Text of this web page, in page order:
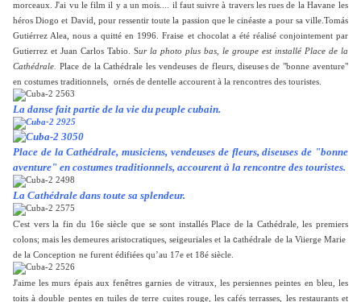
morceaux. J'ai vu le film il y a un mois.... il faut suivre à travers les rues de la Havane les
héros Diogo et David
, pour ressentir toute la passion que le cinéaste a pour sa ville.Tomás
Gutiérrez Alea, nous a quitté en 1996. Fraise et chocolat a été réalisé conjointement par
Gutierrez et Juan Carlos Tabio.
Sur la photo plus bas, le groupe est installé Place de la
Cathédrale.
Place de la Cathédrale les vendeuses de fleurs, diseuses de "bonne aventure"
en costumes traditionnels, ornés de dentelle accourent à la rencontres des touristes.
La danse fait partie de la vie du peuple cubain.
Place de la Cathédrale, musiciens, vendeuses de fleurs, diseuses de "bonne
aventure" en costumes traditionnels, accourent à la rencontre des touristes.
La Cathédrale dans toute sa splendeur.
C'est vers la fin du 16e siècle que se sont installés Place de la Cathédrale, les premiers
colons; mais les demeures aristocratiques, seigeuriales et la cathédrale de la Viierge Marie
de la Conception ne furent édifiées qu’au 17e et 18é siècle.
J'aime les murs épais aux fenêtres garnies de vitraux, les persiennes peintes en bleu, les
toits à double pentes en tuiles de terre cuites rouge, les cafés terrasses, les restaurants et